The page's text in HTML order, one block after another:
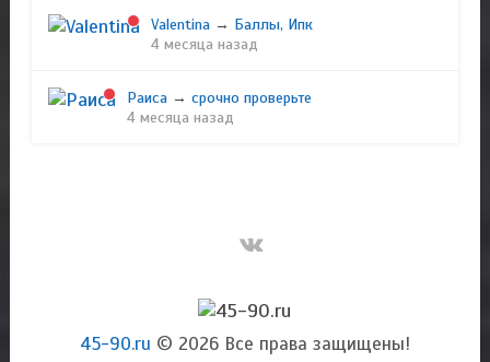
Valentina→ Баллы, Ипк
4 месяца назад
Раиса→ срочно проверьте
4 месяца назад
45-90.ru © 2026 Все права защищены!